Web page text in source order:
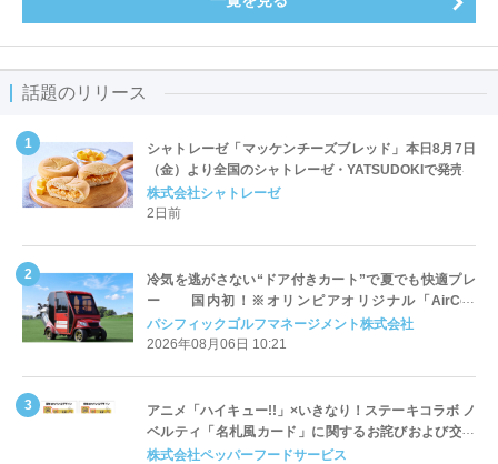
話題のリリース
シャトレーゼ「マッケンチーズブレッド」本日8月7日
（金）より全国のシャトレーゼ・YATSUDOKIで発売
株式会社シャトレーゼ
2日前
冷気を逃がさない“ドア付きカート”で夏でも快適プレ
ー 国内初！※オリンピアオリジナル「AirCon
Cart（エアコンカート）」導入 | ＰＧＭ
パシフィックゴルフマネージメント株式会社
2026年08月06日 10:21
アニメ「ハイキュー!!」×いきなり！ステーキコラボ ノ
ベルティ「名札風カード」に関するお詫びおよび交換
対応についてのご案内
株式会社ペッパーフードサービス